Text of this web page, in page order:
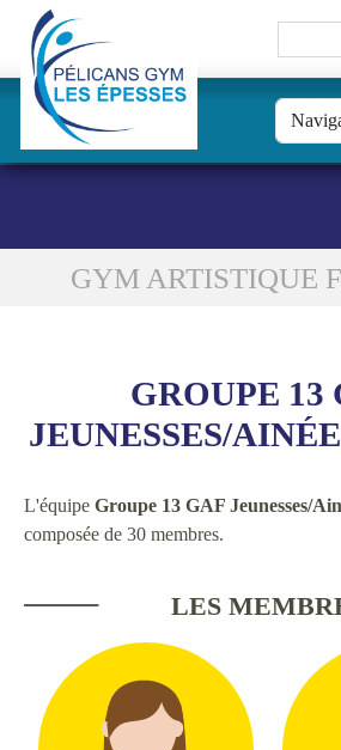
GYM ARTISTIQUE
Groupe 13 GAF Jeunesses/Ainées Loisirs
GROUPE 13
JEUNESSES/
L'équipe Groupe 13 GAF Jeunesses/
composée de 30 membres.
LES
Panneau de gestion des cookies